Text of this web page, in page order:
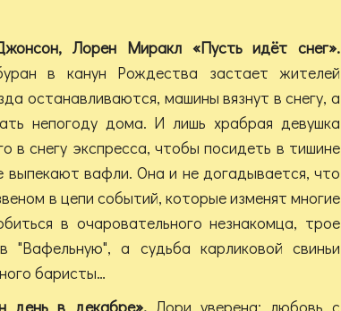
Лорен Миракл «Пусть идёт снег».
в канун Рождества застает жителей
останавливаются, машины вязнут в снегу, а
непогоду дома. И лишь храбрая девушка
в снегу экспресса, чтобы посидеть в тишине
выпекают вафли. Она и не догадывается, что
в цепи событий, которые изменят многие
в очаровательного незнакомца, трое
"Вафельную", а судьба карликовой свиньи
баристы…
день в декабре». Лори уверена: любовь с